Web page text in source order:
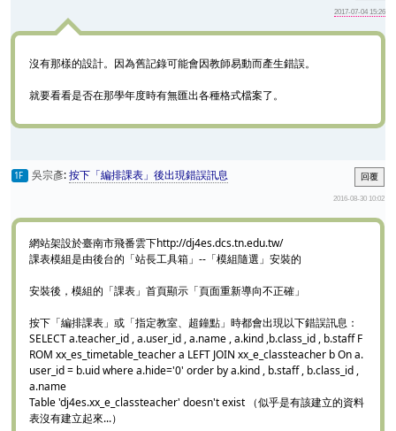
2017-07-04 15:26
沒有那樣的設計。因為舊記錄可能會因教師易動而產生錯誤。
就要看看是否在那學年度時有無匯出各種格式檔案了。
1F 吳宗彥: 回覆
按下「編排課表」後出現錯誤訊息
2016-08-30 10:02
網站架設於臺南市飛番雲下http://dj4es.dcs.tn.edu.tw/
課表模組是由後台的「站長工具箱」--「模組隨選」安裝的
安裝後，模組的「課表」首頁顯示「頁面重新導向不正確」
按下「編排課表」或「指定教室、超鐘點」時都會出現以下錯誤訊息：
SELECT a.teacher_id , a.user_id , a.name , a.kind ,b.class_id , b.staff F
ROM xx_es_timetable_teacher a LEFT JOIN xx_e_classteacher b On a.
user_id = b.uid where a.hide='0' order by a.kind , b.staff , b.class_id ,
a.name
Table 'dj4es.xx_e_classteacher' doesn't exist （似乎是有該建立的資料
表沒有建立起來...）